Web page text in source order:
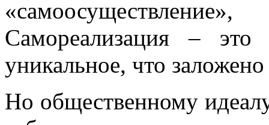
Самореализация – это
уникальное, что
Но общественному